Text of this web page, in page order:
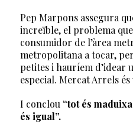
Pep Marpons assegura
increïble, el problema
consumidor de l’àrea
metropolitana a tocar,
petites i hauríem d’idear
especial. Mercat Arrels és
I conclou “tot és
és igual”.